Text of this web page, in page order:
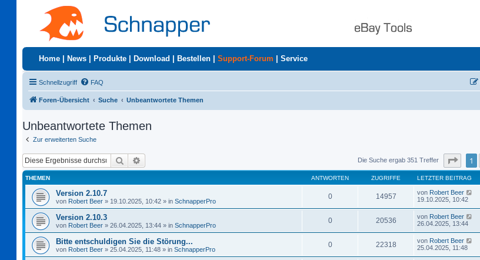
Home News Produkte Download Bestellen Support-Forum Service
Schnellzugriff FAQ
Foren-Übersicht Suche Unbeantwortete Themen
Unbeantwortete Themen
Zur erweiterten Suche
Suche Die Suche ergab 351 Treffer Seite1
THEMEN ANTWORTEN ZUGRIFFE LETZTER BEITRAG
Version 2.10.7
von Robert Beer » 19.10.2025, 10:42 » in SchnapperPro
0 14957 von Robert Beer
19.10.2025, 10:42
Version 2.10.3
von Robert Beer » 26.04.2025, 13:44 » in SchnapperPro
0 20536 von Robert Beer
26.04.2025, 13:44
Bitte entschuldigen Sie die Störung...
von Robert Beer » 25.04.2025, 11:48 » in SchnapperPro
0 22318 von Robert Beer
25.04.2025, 11:48